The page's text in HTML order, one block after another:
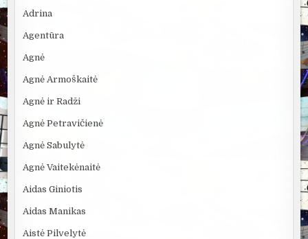
Adrina
Agentūra
Agnė
Agnė Armoškaitė
Agnė ir Radži
Agnė Petravičienė
Agnė Sabulytė
Agnė Vaitekėnaitė
Aidas Giniotis
Aidas Manikas
Aistė Pilvelytė